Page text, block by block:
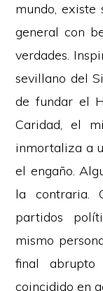
mundo, existe
general con
verdades.
sevillano del
de fundar el
Caridad, el
inmortaliza a
el engaño.
la contraria.
partidos
mismo
final
coincidido en